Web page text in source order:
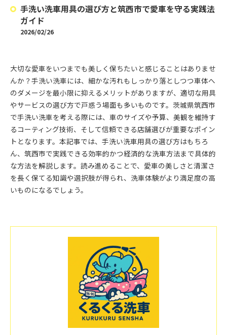
手洗い洗車用具の選び方と筑西市で愛車を守る実践法
ガイド
2026/02/26
大切な愛車をいつまでも美しく保ちたいと感じることはありませ
んか？手洗い洗車には、細かな汚れもしっかり落としつつ車体へ
のダメージを最小限に抑えるメリットがありますが、適切な用具
やサービスの選び方で戸惑う場面も多いものです。茨城県筑西市
で手洗い洗車を考える際には、車のサイズや予算、美観を維持す
るコーティング技術、そして信頼できる店舗選びが重要なポイン
トとなります。本記事では、手洗い洗車用具の選び方はもちろ
ん、筑西市で実践できる効率的かつ経済的な洗車方法まで具体的
な方法を解説します。読み進めることで、愛車の美しさと清潔さ
を長く保てる知識や選択肢が得られ、洗車体験がより満足度の高
いものになるでしょう。